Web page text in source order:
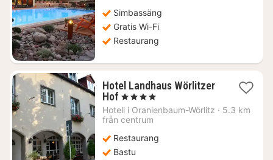
kr.
Simbassäng
Gratis Wi-Fi
Restaurang
Hotel Landhaus Wörlitzer
Hof 1
natt
från
kr.
, 4 Stjärnor
Hotell i Oranienbaum-Wörlitz · 5.3 km
från centrum
Restaurang
Bastu